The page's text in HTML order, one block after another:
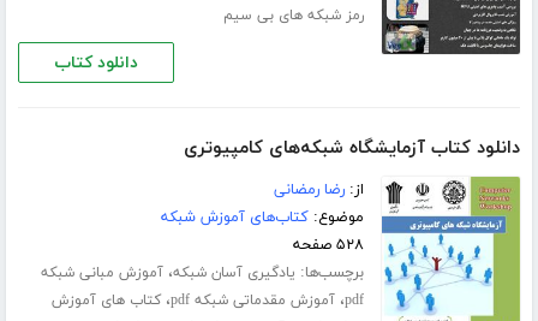
رمز شبکه های بی سیم
دانلود کتاب
دانلود کتاب آزمایشگاه شبکه‌های کامپیوتری
از:رضا رمضانی
موضوع:کتاب‌های آموزش شبکه
۵۲۸ صفحه
برچسب‌ها: یادگیری آسان شبکه،آموزش مبانی شبکه
pdf،آموزش مقدماتی شبکه pdf ،کتاب های آموزش